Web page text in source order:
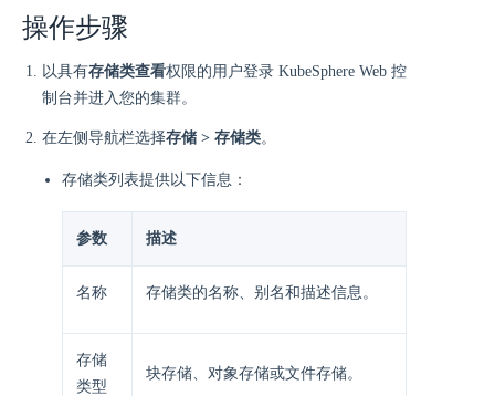
操作步骤
以具有存储类查看权限的用户登录 KubeSphere Web 控
制台并进入您的集群。
在左侧导航栏选择存储 > 存储类。
存储类列表提供以下信息：
参数 描述
名称 存储类的名称、别名和描述信息。
存储
类型
块存储、对象存储或文件存储。